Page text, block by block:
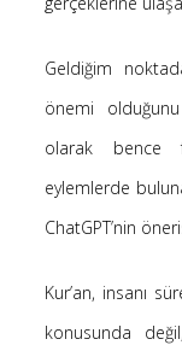
23 Nisan 2019
Son
5 Ocak 2025
Geldiğim
önemi
olarak bence
eylemlerde
ChatGPT’nin
Kur’an, insanı
konusunda